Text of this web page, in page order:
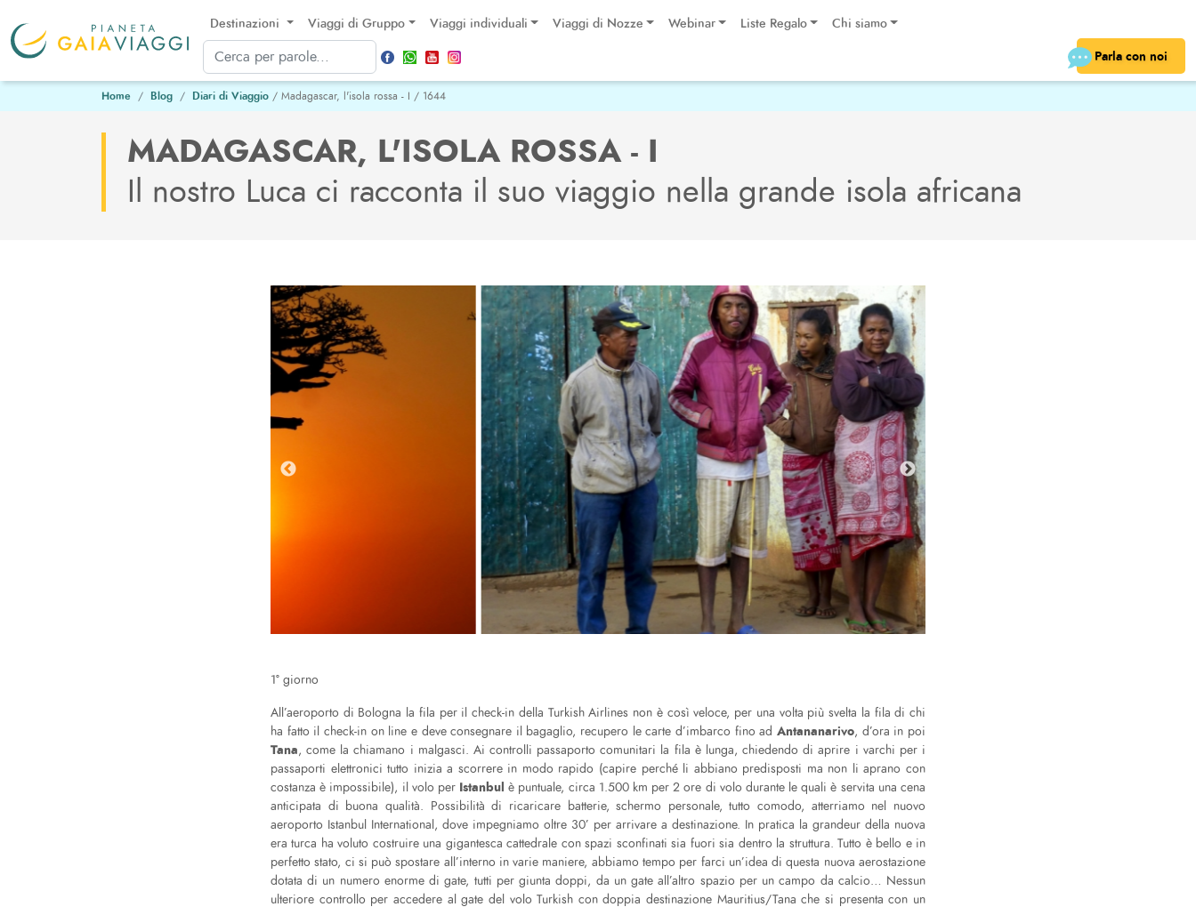
Destinazioni Viaggi di Gruppo Viaggi individuali Viaggi di Nozze Webinar Liste Regalo Chi siamo
Parla con noi
Home Blog Diari di Viaggio / Madagascar, l'isola rossa - I / 1644
MADAGASCAR, L'ISOLA ROSSA - I
Il nostro Luca ci racconta il suo viaggio nella grande isola africana
1° giorno
All’aeroporto di Bologna la fila per il check-in della Turkish Airlines non è così veloce, per una volta più svelta la fila di chi
ha fatto il check-in on line e deve consegnare il bagaglio, recupero le carte d’imbarco fino adAntananarivo, d’ora in poi
Tana, come la chiamano i malgasci. Ai controlli passaporto comunitari la fila è lunga, chiedendo di aprire i varchi per i
passaporti elettronici tutto inizia a scorrere in modo rapido (capire perché li abbiano predisposti ma non li aprano con
costanza è impossibile), il volo per Istanbulè puntuale, circa 1.500 km per 2 ore di volo durante le quali è servita una cena
anticipata di buona qualità. Possibilità di ricaricare batterie, schermo personale, tutto comodo, atterriamo nel nuovo
aeroporto Istanbul International, dove impegniamo oltre 30’ per arrivare a destinazione. In pratica la grandeur della nuova
era turca ha voluto costruire una gigantesca cattedrale con spazi sconfinati sia fuori sia dentro la struttura. Tutto è bello e in
perfetto stato, ci si può spostare all’interno in varie maniere, abbiamo tempo per farci un’idea di questa nuova aerostazione
dotata di un numero enorme di gate, tutti per giunta doppi, da un gate all’altro spazio per un campo da calcio… Nessun
ulteriore controllo per accedere al gate del volo Turkish con doppia destinazione Mauritius/Tana che si presenta con un